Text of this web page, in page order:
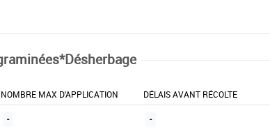
NOMBRE MAX D'APPLICATION DÉLAIS AVANT RÉCOLTE
- -